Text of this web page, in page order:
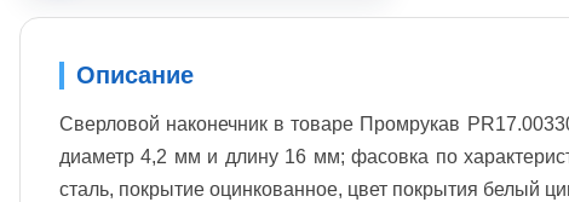
Описание
Сверловой наконечник в товаре Промрукав
диаметр 4,2 мм и длину 16 мм; фасовка по
сталь, покрытие оцинкованное, цвет покрытия белый